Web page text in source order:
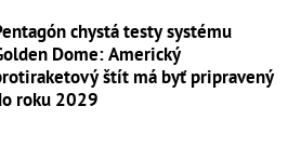
chystá testy systému
Dome: Americký
štít má byť pripravený
roku 2029